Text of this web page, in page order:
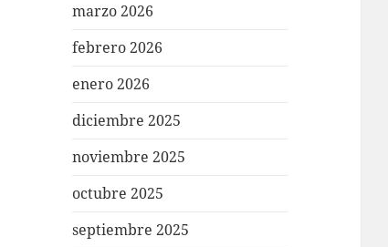
marzo 2026
febrero 2026
enero 2026
diciembre 2025
noviembre 2025
octubre 2025
septiembre 2025